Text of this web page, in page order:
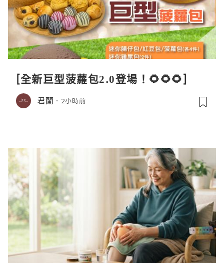
[全新巨型菠蘿包2.0登場！🌻🌻🌻]
君蘭 2小時前